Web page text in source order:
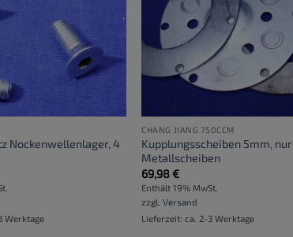
Nockenwellenlager, 4
Werktage
CHANG JIANG 750CCM
Kupplungsscheiben 5mm, nur
Metallscheiben
69,98€
Enthält 19% MwSt.
zzgl.Versand
Lieferzeit: ca. 2-3 Werktage